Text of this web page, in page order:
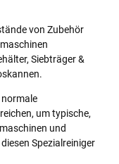
von Zubehör
Siebträger &
normale
um typische,
und
Spezialreiniger